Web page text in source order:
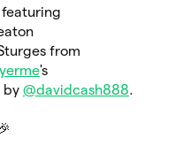
featuring
from
's
by @davidcash888.